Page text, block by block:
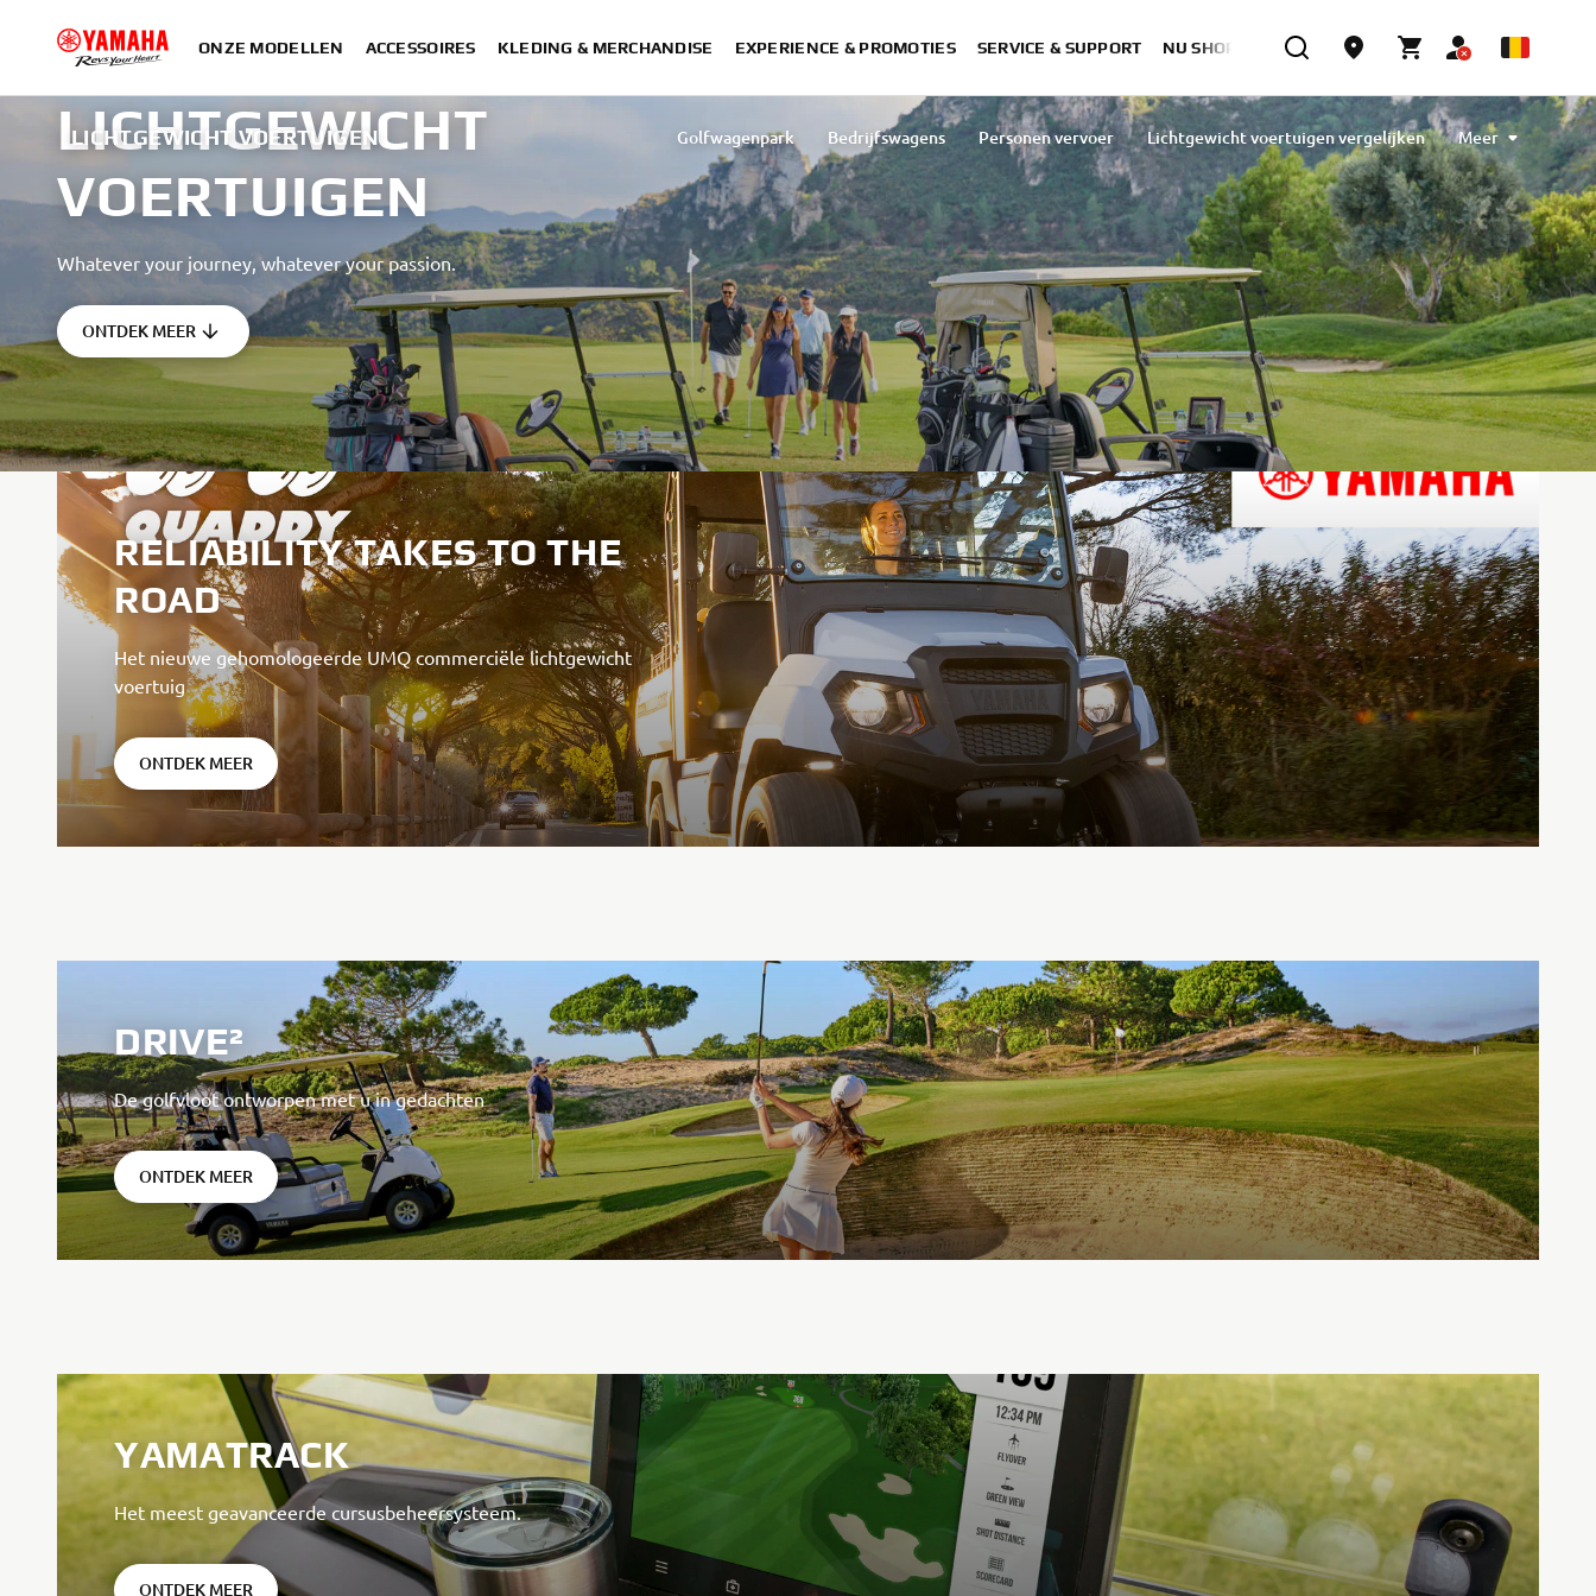
ONZE MODELLEN ACCESSOIRES KLEDING & MERCHANDISE EXPERIENCE & PROMOTIES SERVICE & SUPPORT NU SHOPPEN
LICHTGEWICHT VOERTUIGEN Golfwagenpark Bedrijfswagens Personen vervoer
Lichtgewicht voertuigen vergelijken
Drive²: The golf car fleet
Lichtgewicht bedrijfsvoertuig UMQ
Meer
LICHTGEWICHT
VOERTUIGEN
Whatever your journey, whatever your passion.
ONTDEK MEER
RELIABILITY TAKES TO THE
ROAD
Het nieuwe gehomologeerde UMQ commerciële lichtgewicht
voertuig
ONTDEK MEER
DRIVE²
De golfvloot ontworpen met u in gedachten
ONTDEK MEER
YAMATRACK
Het meest geavanceerde cursusbeheersysteem.
ONTDEK MEER